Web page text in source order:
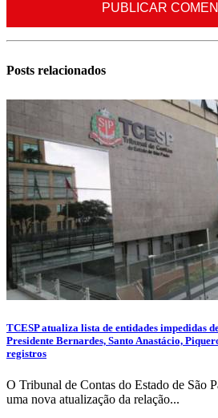
Posts relacionados
TCESP atualiza lista de entidades impedidas
Presidente Bernardes, Santo Anastácio,
registros
O Tribunal de Contas do Estado de São
uma nova atualização da relação...